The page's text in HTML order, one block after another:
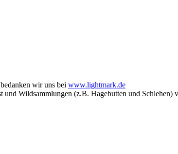
wir uns bei www.lightmark.de
Wildsammlungen (z.B. Hagebutten und Schlehen)